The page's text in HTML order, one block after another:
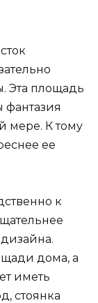
Эта площадь
фантазия
мере. К тому
ее
к
дома, а
иметь
стоянка